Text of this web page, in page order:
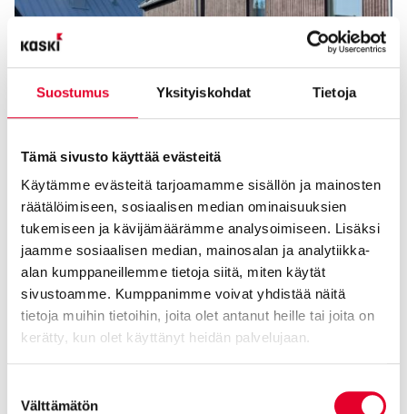
Suostumus Yksityiskohdat Tietoja
Tämä sivusto käyttää evästeitä
Käytämme evästeitä tarjoamamme sisällön ja mainosten
räätälöimiseen, sosiaalisen median ominaisuuksien
tukemiseen ja kävijämäärämme analysoimiseen. Lisäksi
jaamme sosiaalisen median, mainosalan ja analytiikka-
alan kumppaneillemme tietoja siitä, miten käytät
sivustoamme. Kumppanimme voivat yhdistää näitä
tietoja muihin tietoihin, joita olet antanut heille tai joita on
kerätty, kun olet käyttänyt heidän palvelujaan.
valinta
Välttämätön